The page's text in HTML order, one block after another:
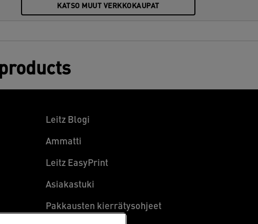
KATSO MUUT VERKKOKAUPAT
Leitz Blogi
Ammatti
Leitz EasyPrint
Asiakastuki
Pakkausten kierrätysohjeet